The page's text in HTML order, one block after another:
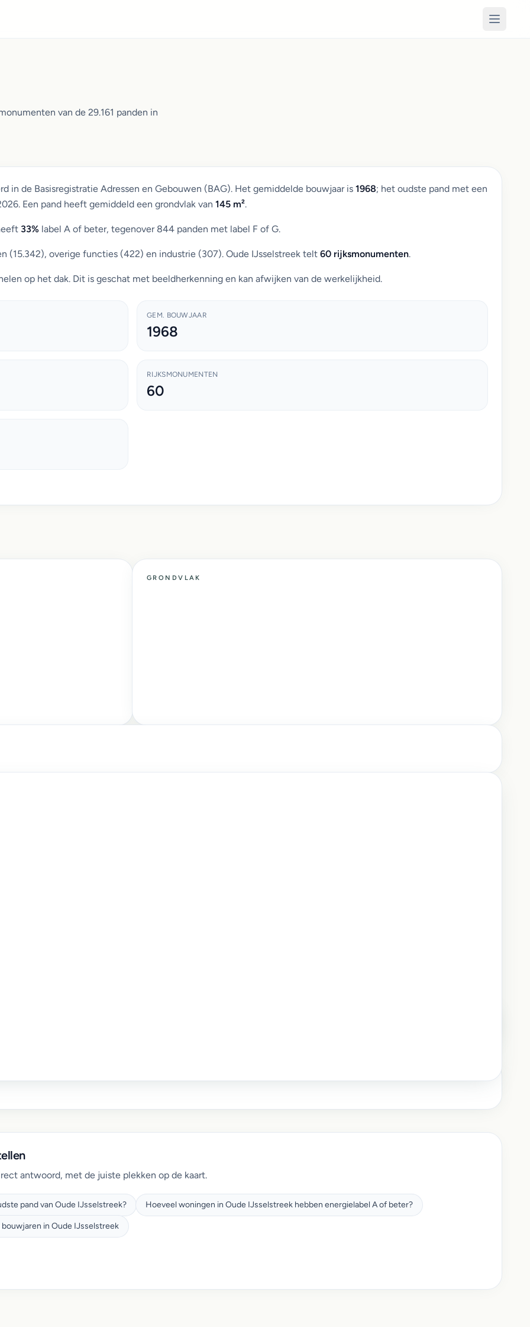
van de 29.161 panden in
in de Basisregistratie Adressen en Gebouwen (BAG). Het gemiddelde bouwjaar is 1968; het oudste pand met een
Een pand heeft gemiddeld een grondvlak van 145 m².
33% label A of beter, tegenover 844 panden met label F of G.
(15.342), overige functies (422) en industrie (307). Oude IJsselstreek telt 60 rijksmonumenten.
op het dak. Dit is geschat met beeldherkenning en kan afwijken van de werkelijkheid.
GEM. BOUWJAAR
1968
RIJKSMONUMENTEN
60
GRONDVLAK
antwoord, met de juiste plekken op de kaart.
pand van Oude IJsselstreek? Hoeveel woningen in Oude IJsselstreek hebben energielabel A of beter?
in Oude IJsselstreek